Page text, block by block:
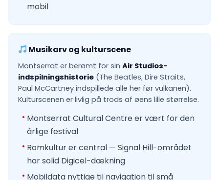
mobil
Musikarv og kulturscene
Montserrat er berømt for sin Air Studios-
indspilningshistorie (The Beatles, Dire Straits,
Paul McCartney indspillede alle her før vulkanen).
Kulturscenen er livlig på trods af øens lille størrelse.
Montserrat Cultural Centre er vært for den
årlige festival
Romkultur er central — Signal Hill-området
har solid Digicel-dækning
Mobildata nyttige til navigation til små